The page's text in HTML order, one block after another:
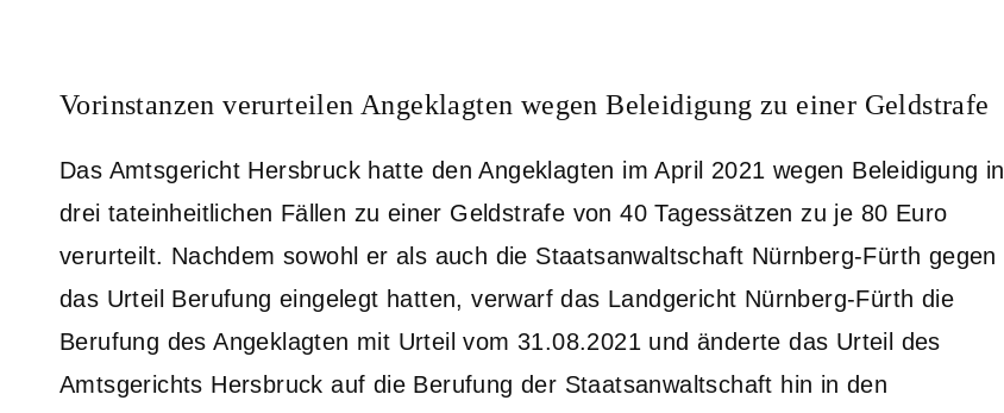
Vorinstanzen verurteilen Angeklagten wegen Beleidigung zu einer Geldstrafe
Das Amtsgericht Hersbruck hatte den Angeklagten im April 2021 wegen Beleidigung in
drei tateinheitlichen Fällen zu einer Geldstrafe von 40 Tagessätzen zu je 80 Euro
verurteilt. Nachdem sowohl er als auch die Staatsanwaltschaft Nürnberg-Fürth gegen
das Urteil Berufung eingelegt hatten, verwarf das Landgericht Nürnberg-Fürth die
Berufung des Angeklagten mit Urteil vom 31.08.2021 und änderte das Urteil des
Amtsgerichts Hersbruck auf die Berufung der Staatsanwaltschaft hin in den